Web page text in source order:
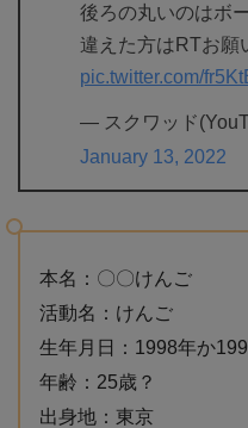
後ろの丸いのはボ
違えた方はRTお願
pic.twitter.com/
— スクワッド
January 13, 2022
本名：〇〇けんご
活動名：けんご
生年月日：1998年か
年齢：25歳？
出身地：東京